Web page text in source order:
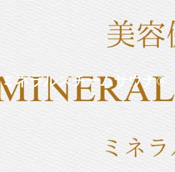
ミネラルスチームサウナ®︎